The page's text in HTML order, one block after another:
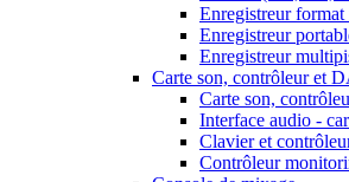
Enregistreur
Enregistreur
Enregistreur
Carte son, contrôleur et
Carte son,
Interface audio -
Clavier et
Contrôleur